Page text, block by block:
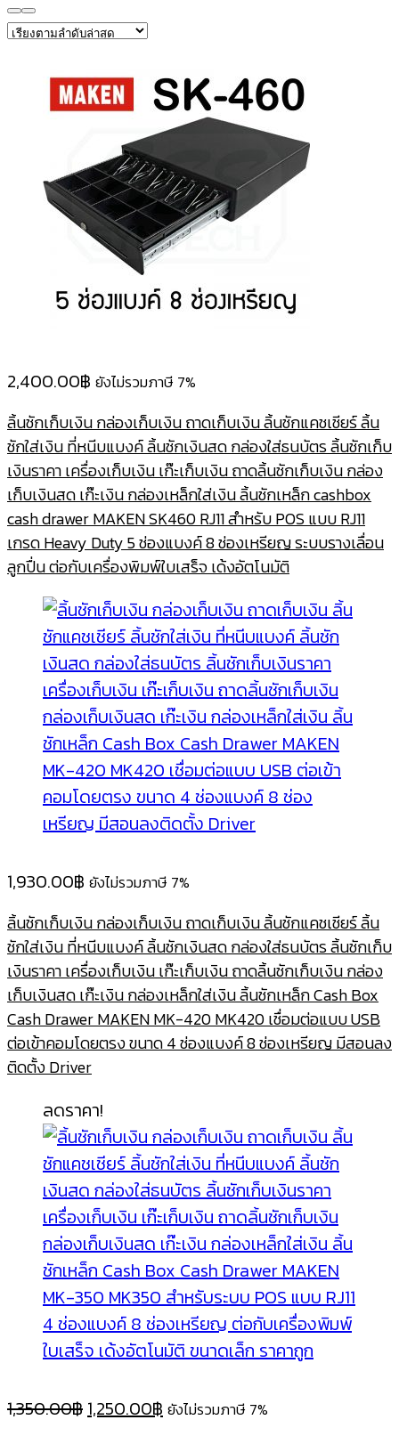
2,400.00฿ ยังไม่รวมภาษี 7%
ลิ้นชักเก็บเงิน กล่องเก็บเงิน ถาดเก็บเงิน ลิ้นชักแคชเชียร์ ลิ้น
ชักใส่เงิน ที่หนีบแบงค์ ลิ้นชักเงินสด กล่องใส่ธนบัตร ลิ้นชักเก็บ
เงินราคา เครื่องเก็บเงิน เก๊ะเก็บเงิน ถาดลิ้นชักเก็บเงิน กล่อง
เก็บเงินสด เก๊ะเงิน กล่องเหล็กใส่เงิน ลิ้นชักเหล็ก cashbox
cash drawer MAKEN SK460 RJ11 สำหรับ POS แบบ RJ11
เกรด Heavy Duty 5 ช่องแบงค์ 8 ช่องเหรียญ ระบบรางเลื่อน
ลูกปื่น ต่อกับเครื่องพิมพ์ใบเสร็จ เด้งอัตโนมัติ
1,930.00฿ ยังไม่รวมภาษี 7%
ลิ้นชักเก็บเงิน กล่องเก็บเงิน ถาดเก็บเงิน ลิ้นชักแคชเชียร์ ลิ้น
ชักใส่เงิน ที่หนีบแบงค์ ลิ้นชักเงินสด กล่องใส่ธนบัตร ลิ้นชักเก็บ
เงินราคา เครื่องเก็บเงิน เก๊ะเก็บเงิน ถาดลิ้นชักเก็บเงิน กล่อง
เก็บเงินสด เก๊ะเงิน กล่องเหล็กใส่เงิน ลิ้นชักเหล็ก Cash Box
Cash Drawer MAKEN MK-420 MK420 เชื่อมต่อแบบ USB
ต่อเข้าคอมโดยตรง ขนาด 4 ช่องแบงค์ 8 ช่องเหรียญ มีสอนลง
ติดตั้ง Driver
ลดราคา!
1,350.00฿ Original
1,250.00฿Current
ยังไม่รวมภาษี 7%